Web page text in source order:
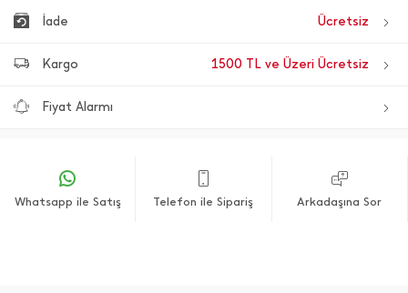
İade Ücretsiz
Kargo 1500 TL ve Üzeri Ücretsiz
Fiyat Alarmı
Whatsapp ile Satış Telefon ile Sipariş Arkadaşına Sor